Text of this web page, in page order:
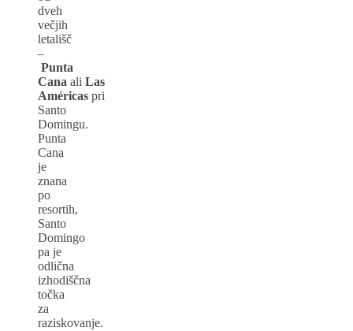
dveh
večjih
letališč
–
Punta
Cana ali Las
Américas pri
Santo
Domingu.
Punta
Cana
je
znana
po
resortih,
Santo
Domingo
pa je
odlična
izhodiščna
točka
za
raziskovanje.